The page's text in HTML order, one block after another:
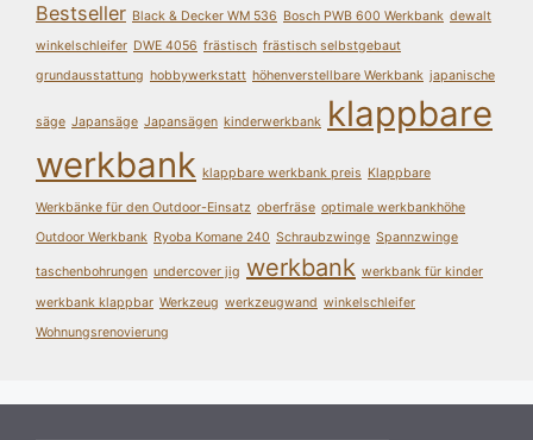
Bestseller Black & Decker WM 536 Bosch PWB 600 Werkbank dewalt
winkelschleifer DWE 4056 frästisch frästisch selbstgebaut
grundausstattung hobbywerkstatt höhenverstellbare Werkbank japanische
säge Japansäge Japansägen kinderwerkbank klappbare
werkbank klappbare werkbank preis Klappbare
Werkbänke für den Outdoor-Einsatz oberfräse optimale werkbankhöhe
Outdoor Werkbank Ryoba Komane 240 Schraubzwinge Spannzwinge
taschenbohrungen undercover jig werkbank werkbank für kinder
werkbank klappbar Werkzeug werkzeugwand winkelschleifer
Wohnungsrenovierung